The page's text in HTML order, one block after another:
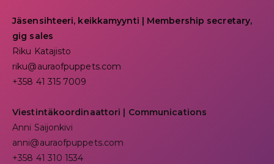
Jäsensihteeri, keikkamyynti | Membership secretary,
gig sales
Riku Katajisto
riku@auraofpuppets.com
+358 41 315 7009
Viestintäkoordinaattori | Communications
Anni Saijonkivi
anni@auraofpuppets.com
+358 41 310 1534